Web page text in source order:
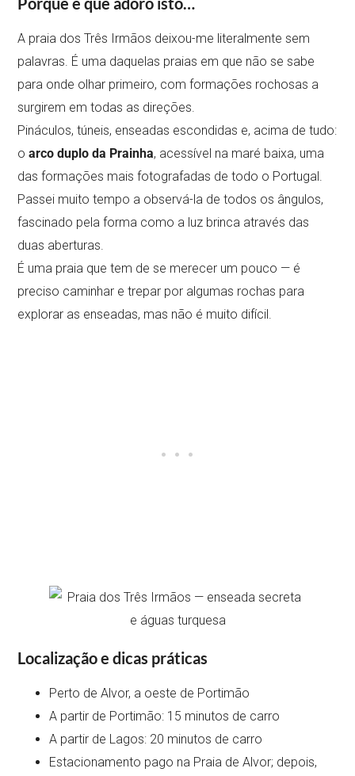
A praia dos Três Irmãos deixou-me literalmente sem
palavras. É uma daquelas praias em que não se sabe
para onde olhar primeiro, com formações rochosas a
surgirem em todas as direções.
Pináculos, túneis, enseadas escondidas e, acima de tudo:
oarco duplo da Prainha, acessível na maré baixa, uma
das formações mais fotografadas de todo o Portugal.
Passei muito tempo a observá-la de todos os ângulos,
fascinado pela forma como a luz brinca através das
duas aberturas.
É uma praia que tem de se merecer um pouco — é
preciso caminhar e trepar por algumas rochas para
explorar as enseadas, mas não é muito difícil.
Localização e dicas práticas
Perto de Alvor, a oeste de Portimão
A partir de Portimão: 15 minutos de carro
A partir de Lagos: 20 minutos de carro
Estacionamento pago na Praia de Alvor; depois,